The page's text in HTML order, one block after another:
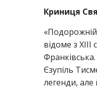
Криниця
відоме з XIII
Єзупіль
легенди, але